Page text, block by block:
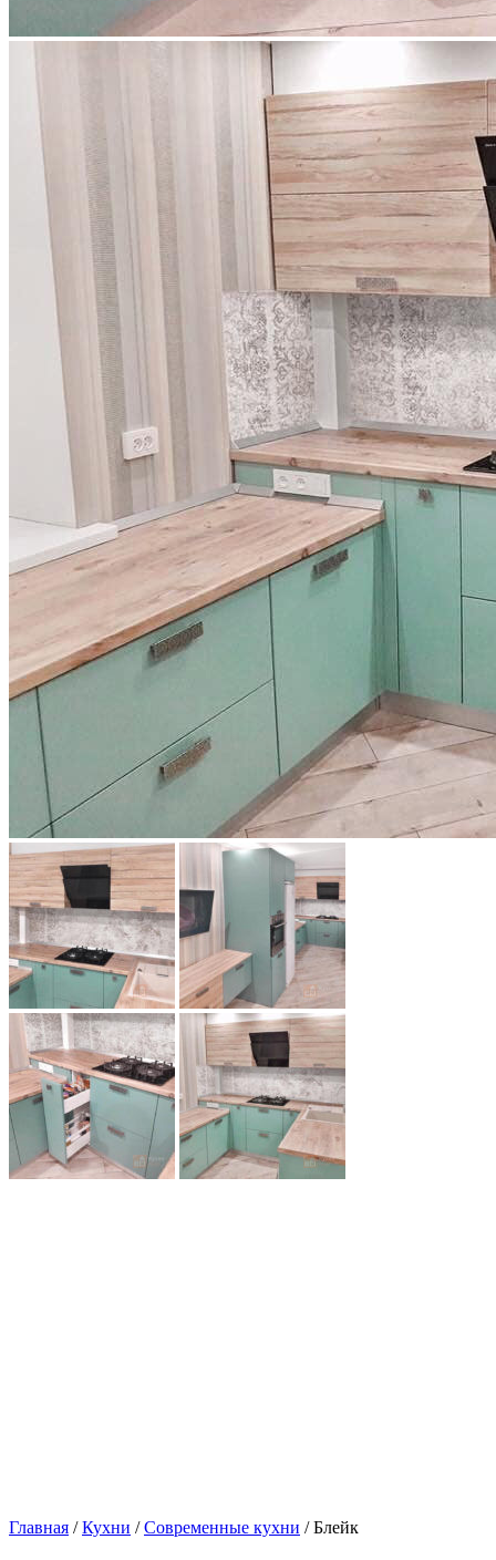
Главная /Кухни /Современные кухни / Блейк